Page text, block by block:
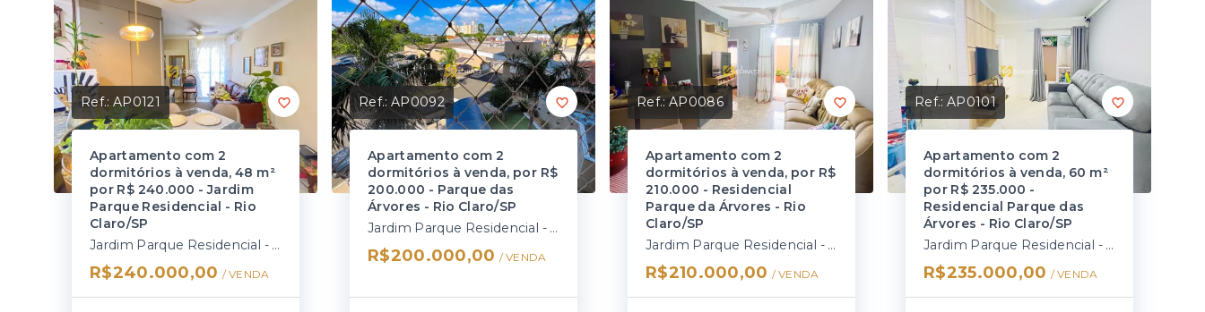
Ref.:AP0121
Apartamento com 2
dormitórios à venda, 48 m²
por R$ 240.000 - Jardim
Parque Residencial - Rio
Claro/SP
Jardim Parque Residencial - Rio Claro/SP
R$240.000,00 / VENDA
Ref.:AP0092
Apartamento com 2
dormitórios à venda, por R$
200.000 - Parque das
Árvores - Rio Claro/SP
Jardim Parque Residencial - Rio Claro/SP
R$200.000,00 / VENDA
Ref.:AP0086
Apartamento com 2
dormitórios à venda, por R$
210.000 - Residencial
Parque da Árvores - Rio
Claro/SP
Jardim Parque Residencial - Rio Claro/SP
R$210.000,00 / VENDA
Ref.:AP0101
Apartamento com 2
dormitórios à venda, 60 m²
por R$ 235.000 -
Residencial Parque das
Árvores - Rio Claro/SP
Jardim Parque Residencial - Rio Claro/SP
R$235.000,00 / VENDA